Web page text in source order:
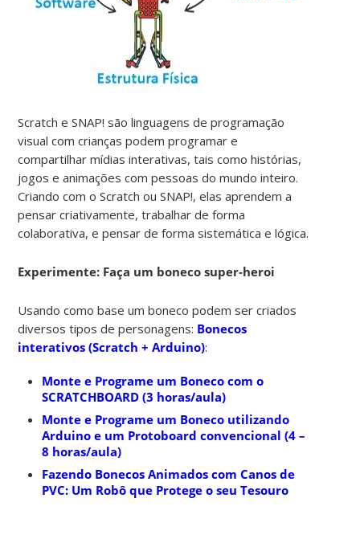
Scratch e SNAP! são linguagens de programação
visual com crianças podem programar e
compartilhar mídias interativas, tais como histórias,
jogos e animações com pessoas do mundo inteiro.
Criando com o Scratch ou SNAP!, elas aprendem a
pensar criativamente, trabalhar de forma
colaborativa, e pensar de forma sistemática e lógica.
Experimente: Faça um boneco super-heroi
Usando como base um boneco podem ser criados
diversos tipos de personagens: Bonecos
interativos (Scratch + Arduino):
Monte e Programe um Boneco com o
SCRATCHBOARD (3 horas/aula)
Monte e Programe um Boneco utilizando
Arduino e um Protoboard convencional (4 –
8 horas/aula)
Fazendo Bonecos Animados com Canos de
PVC: Um Robô que Protege o seu Tesouro